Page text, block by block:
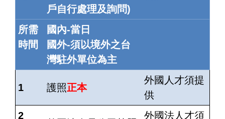
戶自行處理及詢問)
所需
時間
國內-當日
國外-須以境外之台
灣駐外單位為主
1 護照正本
外國人才須提
供
2
外國法人才須